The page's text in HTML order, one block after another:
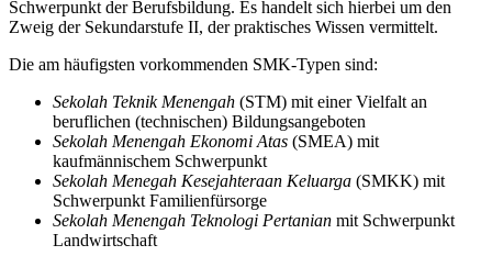
Schwerpunkt der Berufsbildung. Es handelt sich hierbei um den
Zweig der Sekundarstufe II, der praktisches Wissen vermittelt.
Die am häufigsten vorkommenden SMK-Typen sind:
Sekolah Teknik Menengah (STM) mit einer Vielfalt an
beruflichen (technischen) Bildungsangeboten
Sekolah Menengah Ekonomi Atas (SMEA) mit
kaufmännischem Schwerpunkt
Sekolah Menegah Kesejahteraan Keluarga (SMKK) mit
Schwerpunkt Familienfürsorge
Sekolah Menengah Teknologi Pertanian mit Schwerpunkt
Landwirtschaft